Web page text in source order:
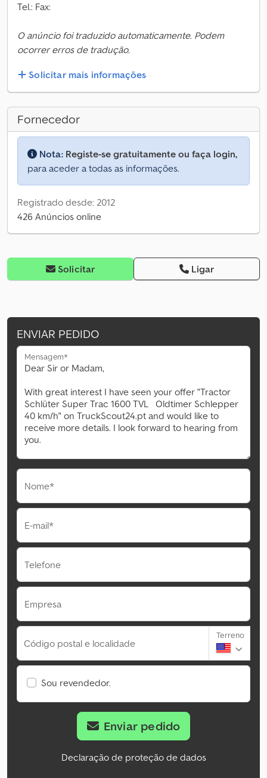
Tel.: Fax:
O anúncio foi traduzido automaticamente. Podem
ocorrer erros de tradução.
Solicitar mais informações
Fornecedor
Nota: Registe-se gratuitamente ou faça login,
para aceder a todas as informações.
Registrado desde: 2012
426 Anúncios online
Solicitar Ligar
ENVIAR PEDIDO
Mensagem*
Nome*
E-mail*
Telefone
Empresa
Código postal e localidade
Terreno
Sou revendedor.
Enviar pedido
Declaração de proteção de dados